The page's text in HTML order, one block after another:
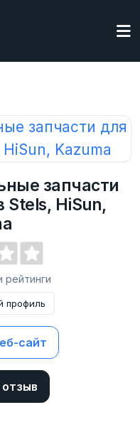
запчасти
Stels, HiSun,
рейтинги
профиль
сайт